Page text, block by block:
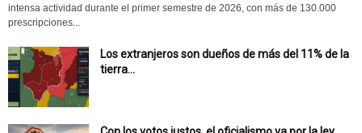
intensa actividad durante el primer semestre de 2026, con más de 130.000
prescripciones...
Los extranjeros son dueños de más del 11% de la
tierra...